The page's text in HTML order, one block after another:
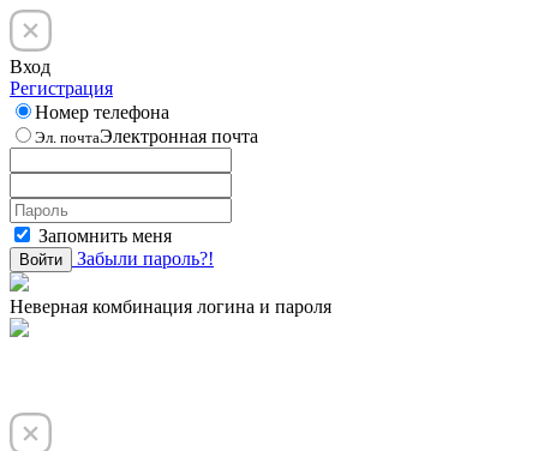
Вход
Регистрация
Номер телефона
Эл. почтаЭлектронная почта
Запомнить меня
Войти Забыли пароль?!
Неверная комбинация логина и пароля